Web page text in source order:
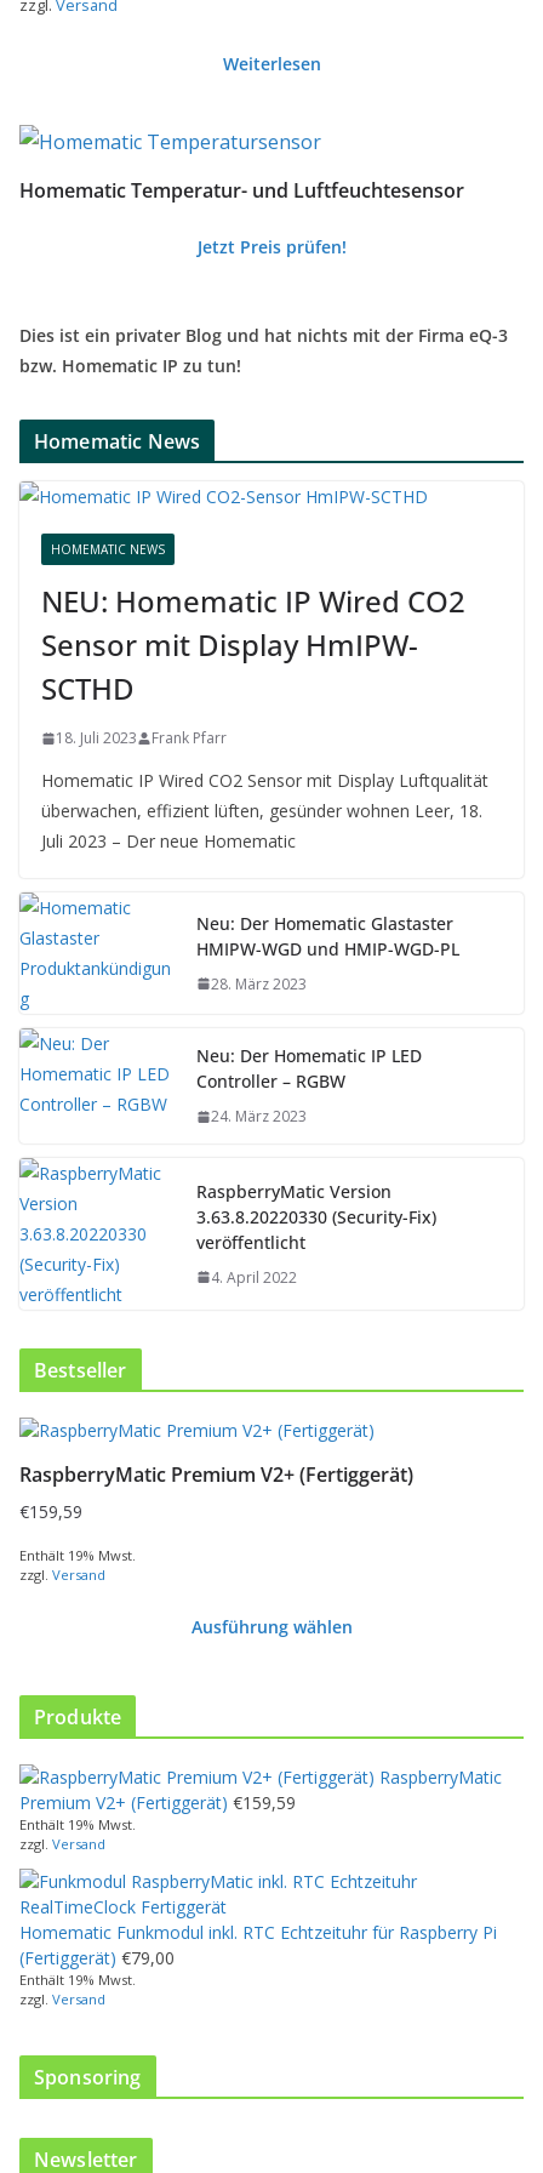
zzgl. Versand
Weiterlesen
Homematic Temperatur- und Luftfeuchtesensor
Jetzt Preis prüfen!
Dies ist ein privater Blog und hat nichts mit der Firma eQ-3
bzw. Homematic IP zu tun!
Homematic News
HOMEMATIC NEWS
NEU: Homematic IP Wired CO2
Sensor mit Display HmIPW-
SCTHD
18. Juli 2023 Frank Pfarr
Homematic IP Wired CO2 Sensor mit Display Luftqualität
überwachen, effizient lüften, gesünder wohnen Leer, 18.
Juli 2023 – Der neue Homematic
Neu: Der Homematic Glastaster
HMIPW-WGD und HMIP-WGD-PL
28. März 2023
Neu: Der Homematic IP LED
Controller – RGBW
24. März 2023
RaspberryMatic Version
3.63.8.20220330 (Security-Fix)
veröffentlicht
4. April 2022
Bestseller
RaspberryMatic Premium V2+ (Fertiggerät)
€159,59
Enthält 19% Mwst.
zzgl. Versand
Ausführung wählen
D
e
s
s
P
t
w
e
i
s
m
e
h
r
e
i
Produkte
RaspberryMatic
Premium V2+ (Fertiggerät) €159,59
Enthält 19% Mwst.
zzgl. Versand
Homematic Funkmodul inkl. RTC Echtzeituhr für Raspberry Pi
(Fertiggerät) €79,00
Enthält 19% Mwst.
zzgl. Versand
Sponsoring
Newsletter